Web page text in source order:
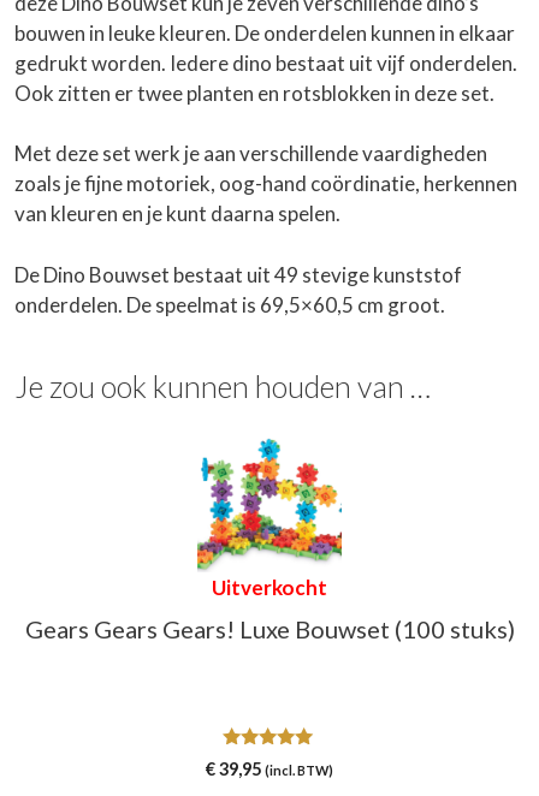
bouwen in leuke kleuren. De onderdelen kunnen in elkaar
gedrukt worden. Iedere dino bestaat uit vijf onderdelen.
Ook zitten er twee planten en rotsblokken in deze set.
Met deze set werk je aan verschillende vaardigheden
zoals je fijne motoriek, oog-hand coördinatie, herkennen
van kleuren en je kunt daarna spelen.
De Dino Bouwset bestaat uit 49 stevige kunststof
onderdelen. De speelmat is 69,5×60,5 cm groot.
Je zou ook kunnen houden van …
Uitverkocht
Gears Gears Gears! Luxe Bouwset (100 stuks)
5.00
van 5
€39,95 (incl. BTW)